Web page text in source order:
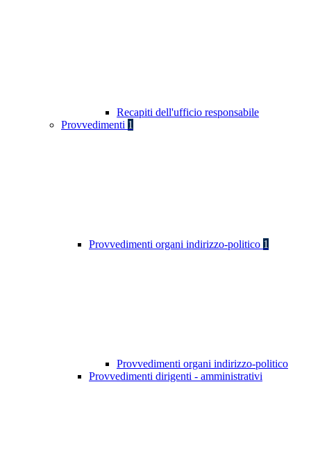
Recapiti dell'ufficio responsabile
Provvedimenti 1
Provvedimenti organi indirizzo-politico 1
Provvedimenti organi indirizzo-politico
Provvedimenti dirigenti - amministrativi